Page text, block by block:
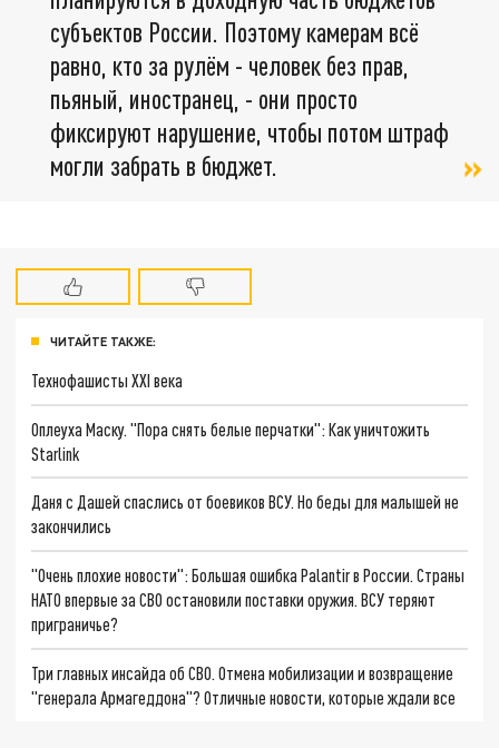
субъектов России. Поэтому камерам всё
равно, кто за рулём - человек без прав,
пьяный, иностранец, - они просто
фиксируют нарушение, чтобы потом штраф
могли забрать в бюджет.
ЧИТАЙТЕ ТАКЖЕ:
Технофашисты XXI века
Оплеуха Маску. "Пора снять белые перчатки": Как уничтожить
Starlink
Даня с Дашей спаслись от боевиков ВСУ. Но беды для малышей не
закончились
"Очень плохие новости": Большая ошибка Palantir в России. Страны
НАТО впервые за СВО остановили поставки оружия. ВСУ теряют
приграничье?
Три главных инсайда об СВО. Отмена мобилизации и возвращение
"генерала Армагеддона"? Отличные новости, которые ждали все